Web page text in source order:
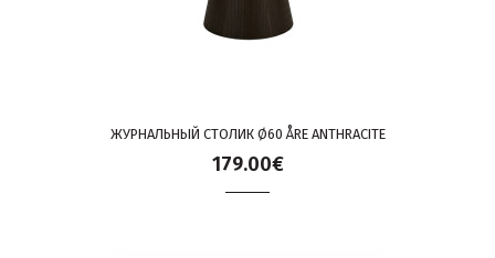
ЖУРНАЛЬНЫЙ СТОЛИК Ø60 ÅRE ANTHRACITE
179.00€